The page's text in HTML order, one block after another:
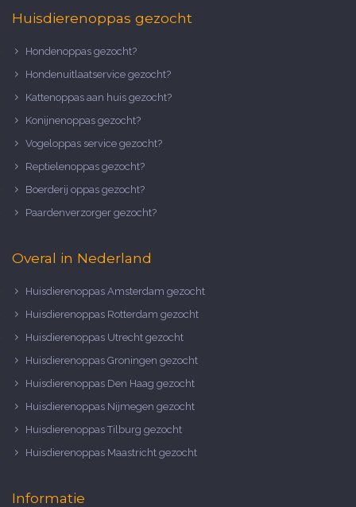
Huisdierenoppas gezocht
Hondenoppas gezocht?
Hondenuitlaatservice gezocht?
Kattenoppas aan huis gezocht?
Konijnenoppas gezocht?
Vogeloppas service gezocht?
Reptielenoppas gezocht?
Boerderij oppas gezocht?
Paardenverzorger gezocht?
Overal in Nederland
Huisdierenoppas Amsterdam gezocht
Huisdierenoppas Rotterdam gezocht
Huisdierenoppas Utrecht gezocht
Huisdierenoppas Groningen gezocht
Huisdierenoppas Den Haag gezocht
Huisdierenoppas Nijmegen gezocht
Huisdierenoppas Tilburg gezocht
Huisdierenoppas Maastricht gezocht
Informatie